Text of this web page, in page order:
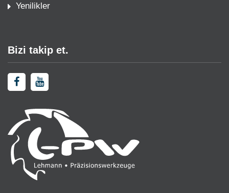
Yenilikler
Bizi takip et.